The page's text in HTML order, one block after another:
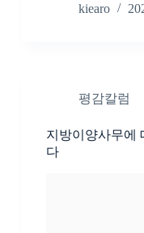
kiearo
평감칼럼
지방이양사무에
다